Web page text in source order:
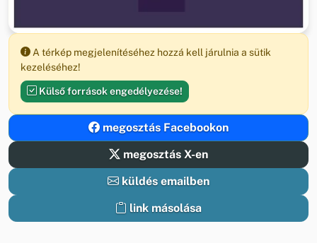
A térkép megjelenítéséhez hozzá kell járulnia a sütik
kezeléséhez!
Külső források engedélyezése!
megosztás Facebookon
megosztás X-en
küldés emailben
link másolása